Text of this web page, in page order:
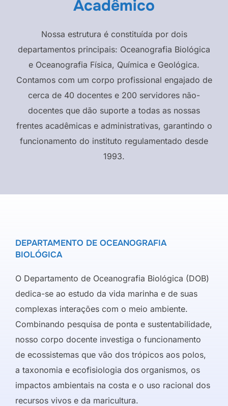
Acadêmico
Nossa estrutura é constituída por dois
departamentos principais: Oceanografia Biológica
e Oceanografia Física, Química e Geológica.
Contamos com um corpo profissional engajado de
cerca de 40 docentes e 200 servidores não-
docentes que dão suporte a todas as nossas
frentes acadêmicas e administrativas, garantindo o
funcionamento do instituto regulamentado desde
1993.
DEPARTAMENTO DE OCEANOGRAFIA
BIOLÓGICA
O Departamento de Oceanografia Biológica (DOB)
dedica-se ao estudo da vida marinha e de suas
complexas interações com o meio ambiente.
Combinando pesquisa de ponta e sustentabilidade,
nosso corpo docente investiga o funcionamento
de ecossistemas que vão dos trópicos aos polos,
a taxonomia e ecofisiologia dos organismos, os
impactos ambientais na costa e o uso racional dos
recursos vivos e da maricultura.